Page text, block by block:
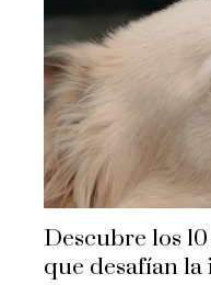
Descubre los
que desafían